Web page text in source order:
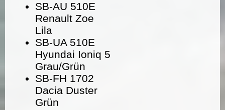
SB-AU 510E
Renault Zoe
Lila
SB-UA 510E
Hyundai Ioniq 5
Grau/Grün
SB-FH 1702
Dacia Duster
Grün